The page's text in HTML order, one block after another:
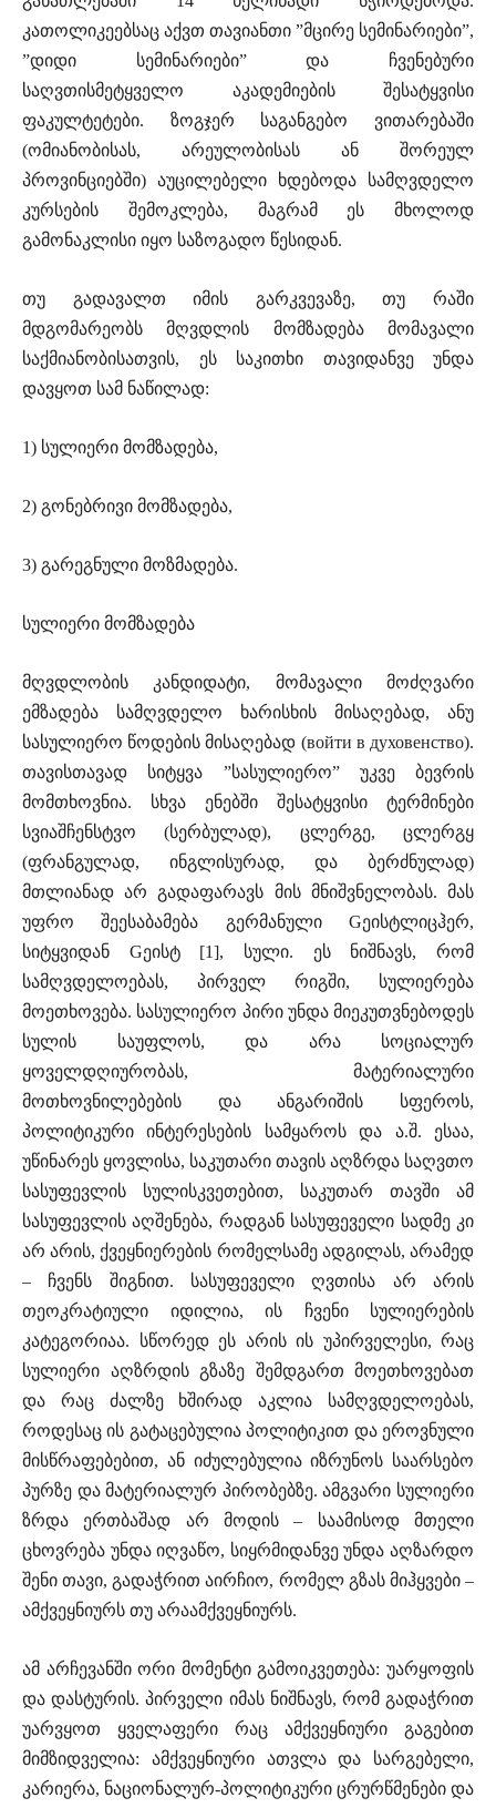
კათოლიკეებსაც აქვთ თავიანთი ”მცირე სემინარიები”,
”დიდი სემინარიები” და ჩვენებური
საღვთისმეტყველო აკადემიების შესატყვისი
ფაკულტეტები. ზოგჯერ საგანგებო ვითარებაში
(ომიანობისას, არეულობისას ან შორეულ
პროვინციებში) აუცილებელი ხდებოდა სამღვდელო
კურსების შემოკლება, მაგრამ ეს მხოლოდ
გამონაკლისი იყო საზოგადო წესიდან.
თუ გადავალთ იმის გარკვევაზე, თუ რაში
მდგომარეობს მღვდლის მომზადება მომავალი
საქმიანობისათვის, ეს საკითხი თავიდანვე უნდა
დავყოთ სამ ნაწილად:
1) სულიერი მომზადება,
2) გონებრივი მომზადება,
3) გარეგნული მოზმადება.
სულიერი მომზადება
მღვდლობის კანდიდატი, მომავალი მოძღვარი
ემზადება სამღვდელო ხარისხის მისაღებად, ანუ
სასულიერო წოდების მისაღებად (войти в духовенство).
თავისთავად სიტყვა ”სასულიერო” უკვე ბევრის
მომთხოვნია. სხვა ენებში შესატყვისი ტერმინები
სვიაშჩენსტვო (სერბულად), ცლერგე, ცლერგყ
(ფრანგულად, ინგლისურად, და ბერძნულად)
მთლიანად არ გადაფარავს მის მნიშვნელობას. მას
უფრო შეესაბამება გერმანული Gეისტლიცჰერ,
სიტყვიდან Gეისტ [1], სული. ეს ნიშნავს, რომ
სამღვდელოებას, პირველ რიგში, სულიერება
მოეთხოვება. სასულიერო პირი უნდა მიეკუთვნებოდეს
სულის საუფლოს, და არა სოციალურ
ყოველდღიურობას, მატერიალური
მოთხოვნილებების და ანგარიშის სფეროს,
პოლიტიკური ინტერესების სამყაროს და ა.შ. ესაა,
უწინარეს ყოვლისა, საკუთარი თავის აღზრდა საღვთო
სასუფევლის სულისკვეთებით, საკუთარ თავში ამ
სასუფევლის აღშენება, რადგან სასუფეველი სადმე კი
არ არის, ქვეყნიერების რომელსამე ადგილას, არამედ
– ჩვენს შიგნით. სასუფეველი ღვთისა არ არის
თეოკრატიული იდილია, ის ჩვენი სულიერების
კატეგორიაა. სწორედ ეს არის ის უპირველესი, რაც
სულიერი აღზრდის გზაზე შემდგართ მოეთხოვებათ
და რაც ძალზე ხშირად აკლია სამღვდელოებას,
როდესაც ის გატაცებულია პოლიტიკით და ეროვნული
მისწრაფებებით, ან იძულებულია იზრუნოს საარსებო
პურზე და მატერიალურ პირობებზე. ამგვარი სულიერი
ზრდა ერთბაშად არ მოდის – საამისოდ მთელი
ცხოვრება უნდა იღვაწო, სიყრმიდანვე უნდა აღზარდო
შენი თავი, გადაჭრით აირჩიო, რომელ გზას მიჰყვები –
ამქვეყნიურს თუ არაამქვეყნიურს.
ამ არჩევანში ორი მომენტი გამოიკვეთება: უარყოფის
და დასტურის. პირველი იმას ნიშნავს, რომ გადაჭრით
უარვყოთ ყველაფერი რაც ამქვეყნიური გაგებით
მიმზიდველია: ამქვეყნიური ათვლა და სარგებელი,
კარიერა, ნაციონალურ-პოლიტიკური ცრურწმენები და